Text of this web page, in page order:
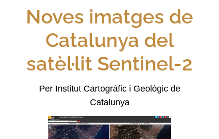
Noves imatges de
Catalunya del
satèl·lit Sentinel-2
Per Institut Cartogràfic i Geològic de
Catalunya